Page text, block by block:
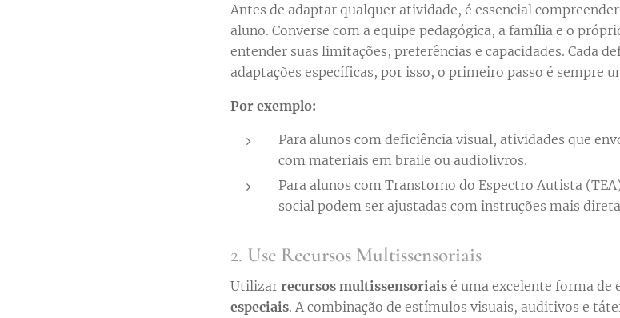
Antes de adaptar qualquer atividade, é essencial compreender
aluno. Converse com a equipe pedagógica, a família e o
entender suas limitações, preferências e capacidades. Cada
adaptações específicas, por isso, o primeiro passo é sempre
Por exemplo:
Para alunos com deficiência visual, atividades que
com materiais em braile ou audiolivros.
Para alunos com Transtorno do Espectro Autista
social podem ser ajustadas com instruções mais
2. Use Recursos Multissensoriais
Utilizar recursos multissensoriaisé uma excelente forma de
especiais. A combinação de estímulos visuais, auditivos e